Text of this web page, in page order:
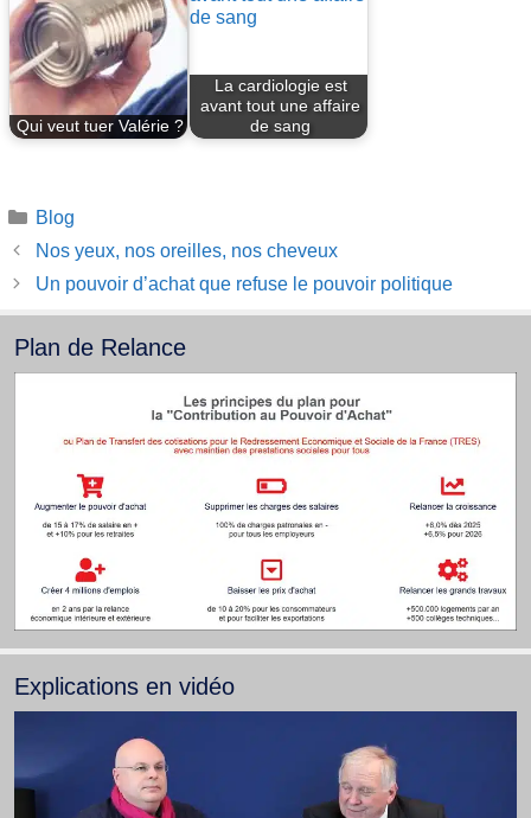
Qui veut tuer Valérie ?
La cardiologie est
avant tout une affaire
de sang
Catégories
Blog
Nos yeux, nos oreilles, nos cheveux
Un pouvoir d’achat que refuse le pouvoir politique
Plan de Relance
Explications en vidéo